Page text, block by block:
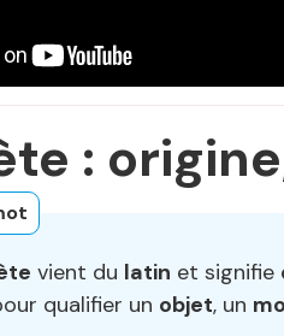
:
vient du latin et signifie
qualifier un objet, un